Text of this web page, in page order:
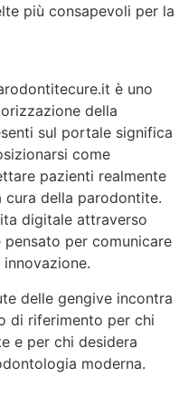
più consapevoli per la
è uno
della
sul portale significa
come
pazienti realmente
cura della parodontite.
digitale attraverso
per comunicare
delle gengive incontra
di riferimento per chi
e per chi desidera
moderna.